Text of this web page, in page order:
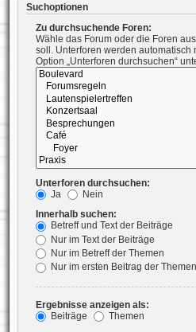
Suchoptionen
Zu durchsuchende Foren:
Wähle das Forum oder die Foren
soll. Unterforen werden automatisch
Option „Unterforen durchsuchen“
Unterforen durchsuchen:
Ja
Nein
Innerhalb suchen:
Betreff und Text der Beiträge
Nur im Text der Beiträge
Nur im Betreff der Themen
Nur im ersten Beitrag der Themen
Ergebnisse anzeigen als:
Beiträge
Themen